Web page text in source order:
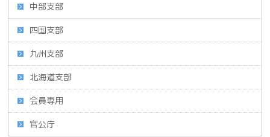
中部支部
四国支部
九州支部
北海道支部
会員専用
官公庁